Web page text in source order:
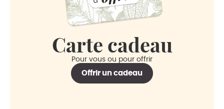
Carte cadeau
Pour vous ou pour offrir
Offrir un cadeau